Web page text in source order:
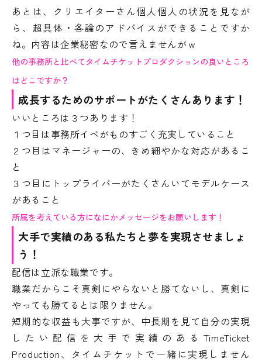
あとは、クリエイターさん個人個人の状況を見なが
ら、超具体・各論のアドバイスができることですか
ね。内容は企業秘密なので言えませんがｗ
他の事務所と比べてタイムチケットプロダクションの良いところ
はどこですか？
成長するためのサポートがたくさんあります！
いいところは３つあります！
１つ目は事務所イベがものすごく充実していること
２つ目はマネージャーの、きめ細やかな対応があるこ
と
３つ目にトップライバーがたくさんいてモデルケース
があること
所属を考えている方になにかメッセージをお願いします！
大手で実績のある私たちと夢を実現させましょ
う！
配信は立派な職業です。
職業だからこそ真剣にやらないと勝てないし、真剣に
やっても勝てるとは限りません。
短期的な収益も大事ですが、中長期を見て自分の実現
したい配信を大手で実績のあるTimeTicket
Production、タイムチケットで一緒に実現しません